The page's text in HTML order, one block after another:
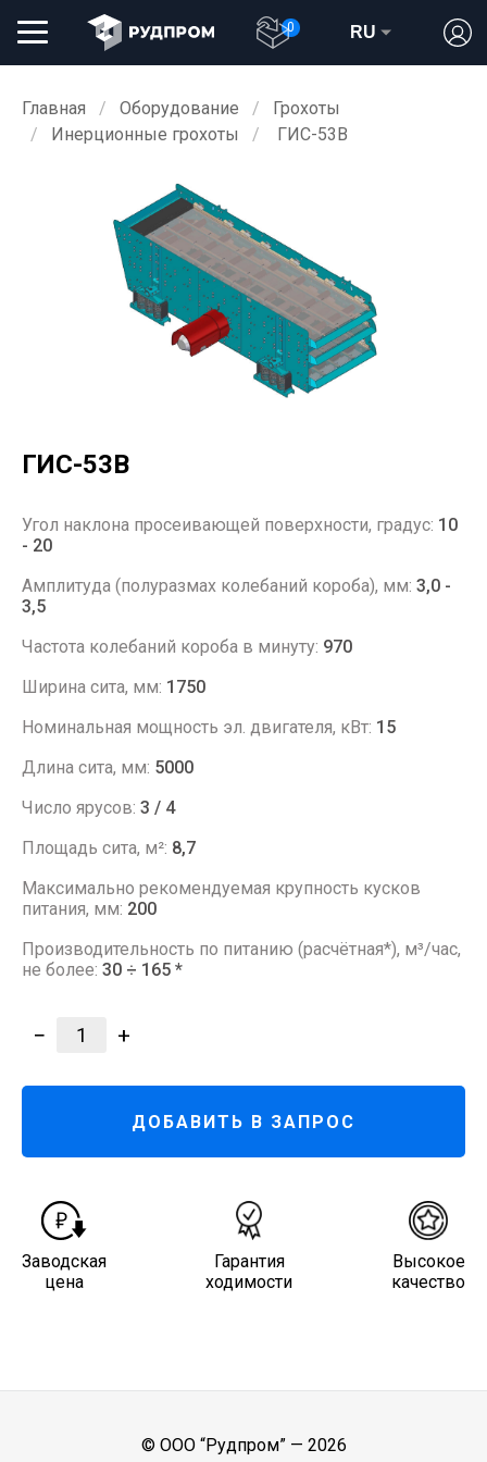
0 RU
Главная Оборудование
Грохоты
Инерционные грохоты
ГИС-53В
ГИС-53В
Угол наклона просеивающей поверхности, градус: 10
- 20
Амплитуда (полуразмах колебаний короба), мм: 3,0 -
3,5
Частота колебаний короба в минуту: 970
Ширина сита, мм: 1750
Номинальная мощность эл. двигателя, кВт: 15
Длина сита, мм: 5000
Число ярусов: 3 / 4
Площадь сита, м²: 8,7
Максимально рекомендуемая крупность кусков
питания, мм: 200
Производительность по питанию (расчётная*), м³/час,
не более: 30 ÷ 165 *
− 1 +
ДОБАВИТЬ В ЗАПРОС
Заводская
цена
Гарантия
ходимости
Высокое
качество
© ООО “Рудпром” — 2026